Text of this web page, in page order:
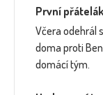
První
Včera odehrál
doma proti
domácí tým.